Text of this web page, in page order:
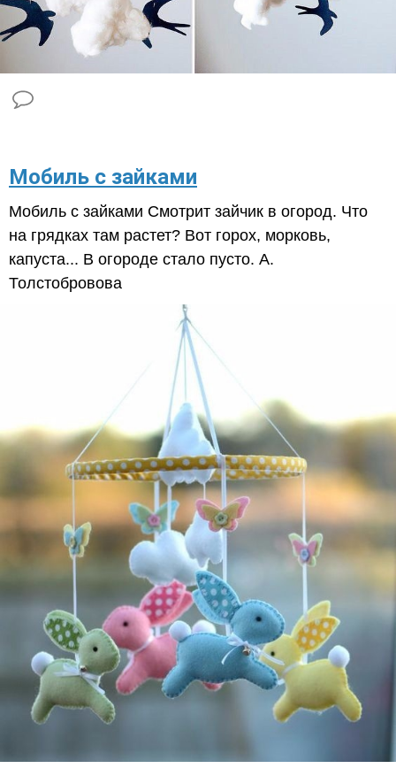
​Мобиль с зайками
Мобиль с зайками Смотрит зайчик в огород. Что
на грядках там растет? Вот горох, морковь,
капуста... В огороде стало пусто. А.
Толстобровова